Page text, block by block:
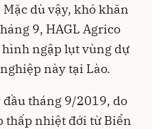
dù vậy, khó khăn
9, HAGL Agrico
ngập lụt vùng dự
này tại Lào.
tháng 9/2019, do
thấp nhiệt đới từ Biển